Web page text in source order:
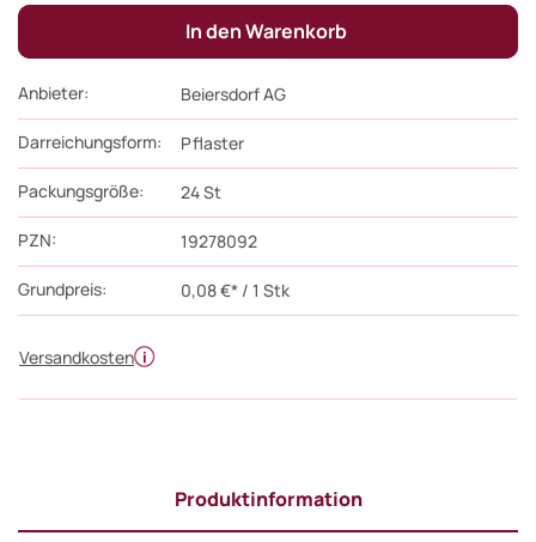
Versandkosten
Anbieter: Beiersdorf AG
Darreichungsform: Pflaster
Packungsgröße: 24St
PZN: 19278092
Grundpreis: 0,08 €* / 1 Stk
In den Warenkorb
Produktinformation